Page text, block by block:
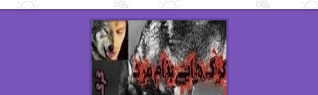
استل مسکم
اصغر زاده
اکرم محمدی